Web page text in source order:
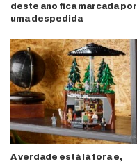
deste ano fica marcada por
uma despedida
A verdade está lá fora e,